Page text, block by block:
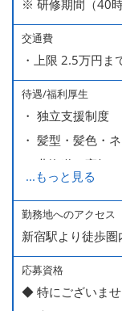
※ 研修期間（40
交通費
・上限 2.5万円ま
待遇/福利厚生
・ 独立支援制度
・ 髪型・髪色・
・ 北海道や高知
ます
・ 無料の美味しい
...もっと見る
勤務地へのアクセス
新宿駅より徒歩圏
応募資格
◆ 特にございま